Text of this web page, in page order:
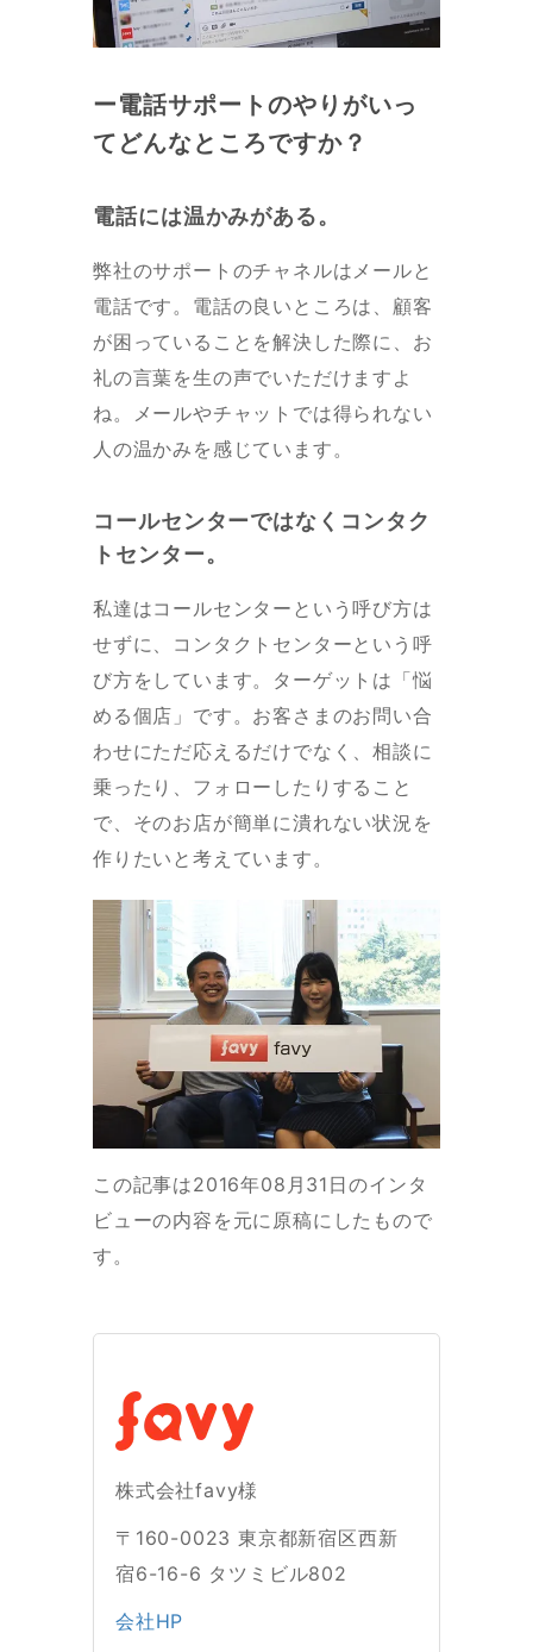
ー電話サポートのやりがいっ
てどんなところですか？
電話には温かみがある。
弊社のサポートのチャネルはメールと
電話です。電話の良いところは、顧客
が困っていることを解決した際に、お
礼の言葉を生の声でいただけますよ
ね。メールやチャットでは得られない
人の温かみを感じています。
コールセンターではなくコンタク
トセンター。
私達はコールセンターという呼び方は
せずに、コンタクトセンターという呼
び方をしています。ターゲットは「悩
める個店」です。お客さまのお問い合
わせにただ応えるだけでなく、相談に
乗ったり、フォローしたりすること
で、そのお店が簡単に潰れない状況を
作りたいと考えています。
この記事は2016年08月31日のインタ
ビューの内容を元に原稿にしたもので
す。
株式会社favy様
〒160-0023 東京都新宿区西新
宿6-16-6 タツミビル802
会社HP